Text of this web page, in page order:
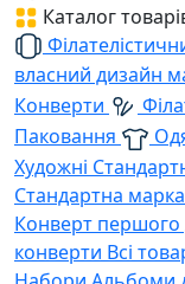
Каталог
власний дизайн
Конверти
Паковання
Художні
Стандартна
Конверт першого
конверти Всі